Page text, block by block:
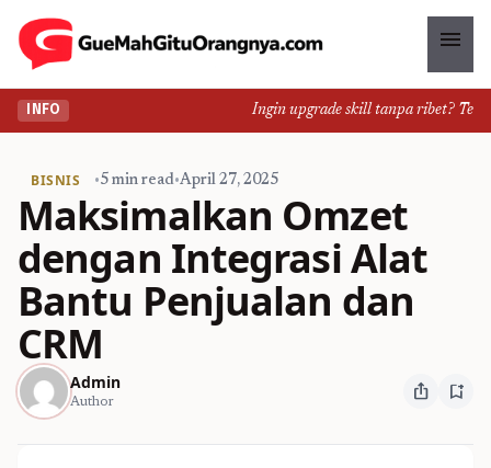
menu
INFO Ingin upgrade skill tanpa ribet?
BISNIS •5 min read•April 27, 2025
Maksimalkan Omzet
dengan Integrasi Alat
Bantu Penjualan dan
CRM
Admin
Author ios_share bookmark_add